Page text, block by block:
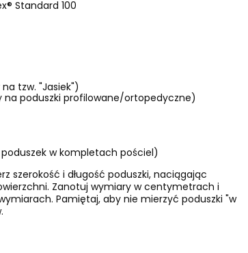
Standard 100
tzw. "Jasiek")
poduszki profilowane/ortopedyczne)
w kompletach pościel)
szerokość i długość poduszki, naciągając
Zanotuj wymiary w centymetrach i
Pamiętaj, aby nie mierzyć poduszki "w